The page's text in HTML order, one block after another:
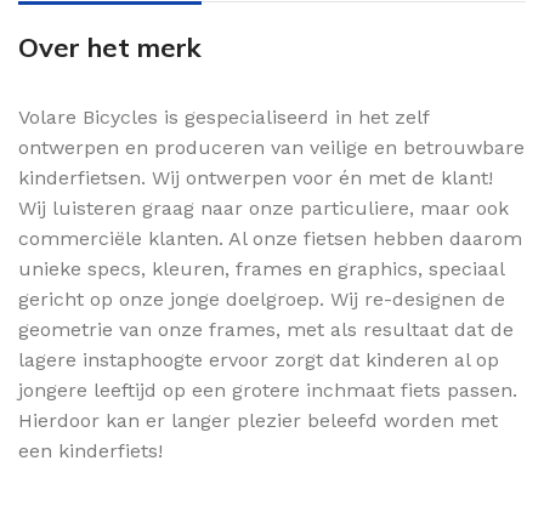
Over het merk
Volare Bicycles is gespecialiseerd in het zelf
ontwerpen en produceren van veilige en betrouwbare
kinderfietsen. Wij ontwerpen voor én met de klant!
Wij luisteren graag naar onze particuliere, maar ook
commerciële klanten. Al onze fietsen hebben daarom
unieke specs, kleuren, frames en graphics, speciaal
gericht op onze jonge doelgroep. Wij re-designen de
geometrie van onze frames, met als resultaat dat de
lagere instaphoogte ervoor zorgt dat kinderen al op
jongere leeftijd op een grotere inchmaat fiets passen.
Hierdoor kan er langer plezier beleefd worden met
een kinderfiets!